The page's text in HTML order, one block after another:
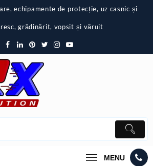
echipamente de protecție, uz casnic și
grădinărit, vopsit și văruit
MENU